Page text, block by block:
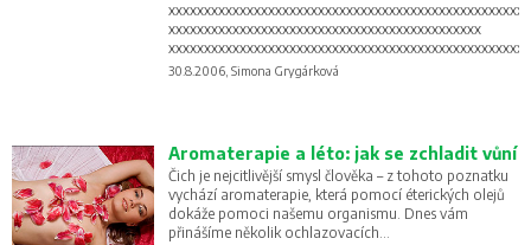
xxxxxxxxxxxxxxxxxxxxxxxxxxxxxxxxxxxxxxxxxxxx
30.8.2006, Simona Grygárková
Aromaterapie a léto: jak se zchladit vůní
Čich je nejcitlivější smysl člověka – z tohoto poznatku
vychází aromaterapie, která pomocí éterických olejů
dokáže pomoci našemu organismu. Dnes vám
přinášíme několik ochlazovacích